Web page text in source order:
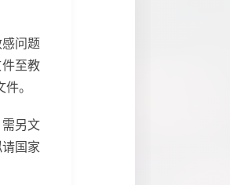
问题
至教
。
另文
国家